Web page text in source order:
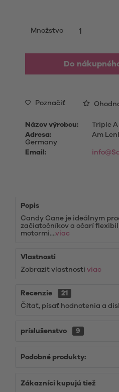
Množstvo
Do
Poznačiť
Názov výrobcu:
Triple
Adresa:
Am
Germany
Email:
Popis
Candy Cane je ideálnym
začiatočníkov a očarí
motormi....viac
Vlastnosti
Zobraziť vlastnosti viac
Recenzie
21
Čítať, písať hodnotenia a
príslušenstvo 9
Podobné produkty:
Zákazníci kupujú tiež